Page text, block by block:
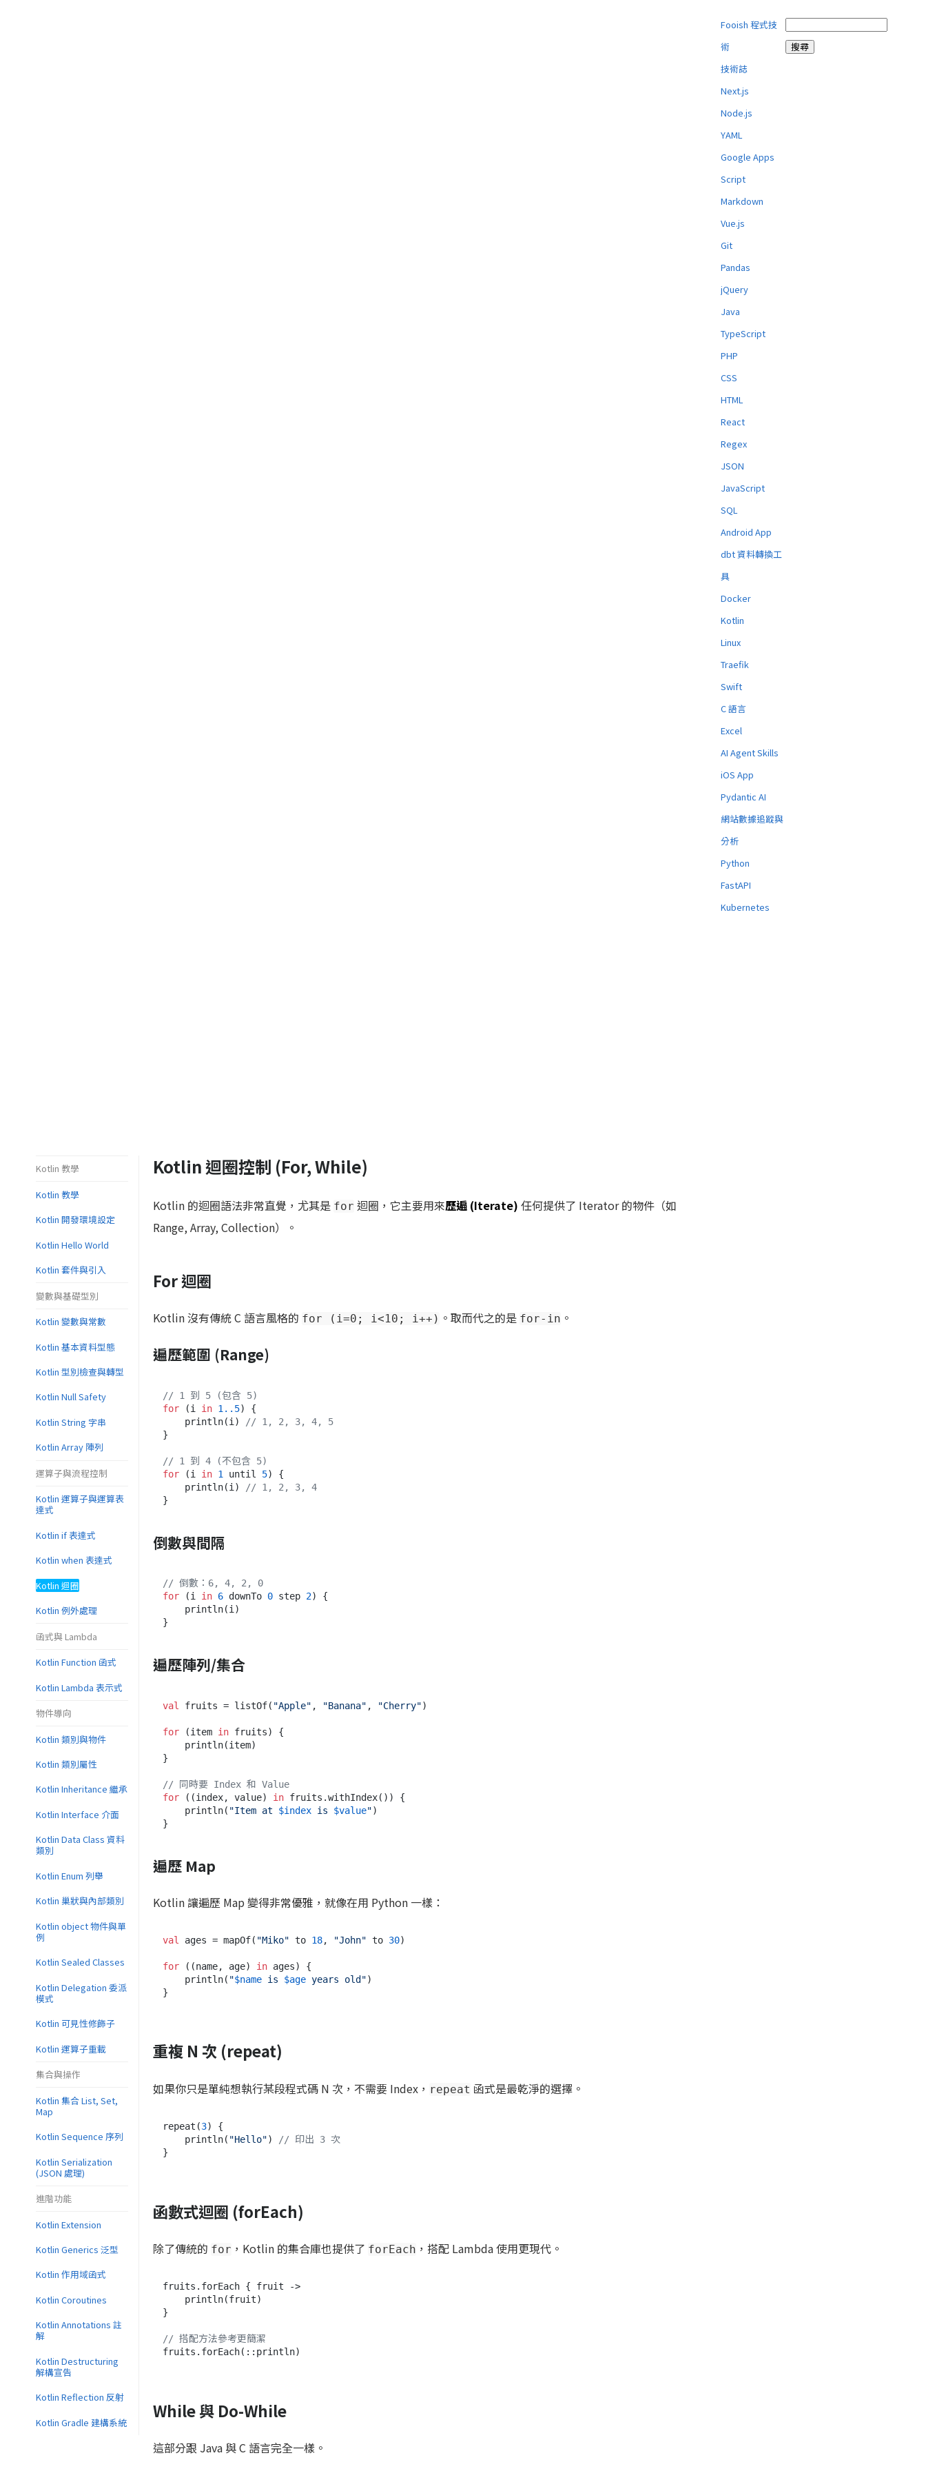
Fooish 程式技
術
技術誌
Next.js
Node.js
YAML
Google Apps
Script
Markdown
Vue.js
Git
Pandas
jQuery
Java
TypeScript
PHP
CSS
HTML
React
Regex
JSON
JavaScript
SQL
Android App
dbt 資料轉換工
具
Docker
Kotlin
Linux
Traefik
Swift
C 語言
Excel
AI Agent Skills
iOS App
Pydantic AI
網站數據追蹤與
分析
Python
FastAPI
Kubernetes
Kotlin 迴圈控制 (For, While)
Kotlin 的迴圈語法非常直覺，尤其是 for 迴圈，它主要用來歷遍 (Iterate) 任何提供了 Iterator 的物件（如
Range, Array, Collection）。
For 迴圈
Kotlin 沒有傳統 C 語言風格的 for (i=0; i<10; i++) 。取而代之的是 for-in 。
遍歷範圍 (Range)
// 1 到 5 (包含 5)
for (i in 1. .5) {
    println(i)
// 1, 2, 3, 4, 5
}
// 1 到 4 (不包含 5)
for (i in 1 until 5) {
    println(i)
// 1, 2, 3, 4
倒數與間隔
// 倒數：6, 4, 2, 0
for (i in 6 downTo 0 step 2) {
遍歷陣列/集合
val fruits = listOf( "Apple" , "Banana" , "Cherry")
for (item in fruits) {
}
// 同時要 Index 和 Value
for ((index, value) in fruits.withIndex()) {
    println(
"Item at $index is $value")
遍歷 Map
Kotlin 讓遍歷 Map 變得非常優雅，就像在用 Python 一樣：
val ages = mapOf( "Miko" to 18, "John" to 30)
for ((name, age) in ages) {
    println(
"$name is $age years old")
重複 N 次 (repeat)
如果你只是單純想執行某段程式碼 N 次，不需要 Index， repeat 函式是最乾淨的選擇。
repeat(3) {
    println(
"Hello")
// 印出 3 次
函數式迴圈 (forEach)
除了傳統的 for ，Kotlin 的集合庫也提供了 forEach ，搭配 Lambda 使用更現代。
fruits.forEach { fruit ->
}
// 搭配方法參考更簡潔
While 與 Do-While
這部分跟 Java 與 C 語言完全一樣。
Kotlin 教學
Kotlin 教學
Kotlin 開發環境設定
Kotlin Hello World
Kotlin 套件與引入
變數與基礎型別
Kotlin 變數與常數
Kotlin 基本資料型態
Kotlin 型別檢查與轉型
Kotlin Null Safety
Kotlin String 字串
Kotlin Array 陣列
運算子與流程控制
Kotlin 運算子與運算表
達式
Kotlin if 表達式
Kotlin when 表達式
Kotlin 迴圈
Kotlin 例外處理
函式與 Lambda
Kotlin Function 函式
Kotlin Lambda 表示式
物件導向
Kotlin 類別與物件
Kotlin 類別屬性
Kotlin Inheritance 繼承
Kotlin Interface 介面
Kotlin Data Class 資料
類別
Kotlin Enum 列舉
Kotlin 巢狀與內部類別
Kotlin object 物件與單
例
Kotlin Sealed Classes
Kotlin Delegation 委派
模式
Kotlin 可見性修飾子
Kotlin 運算子重載
集合與操作
Kotlin 集合 List, Set,
Map
Kotlin Sequence 序列
Kotlin Serialization
(JSON 處理)
進階功能
Kotlin Extension
Kotlin Generics 泛型
Kotlin 作用域函式
Kotlin Coroutines
Kotlin Annotations 註
解
Kotlin Destructuring
解構宣告
Kotlin Reflection 反射
Kotlin Gradle 建構系統